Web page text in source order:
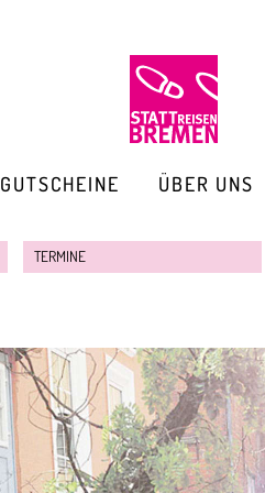
GUTSCHEINE ÜBER UNS